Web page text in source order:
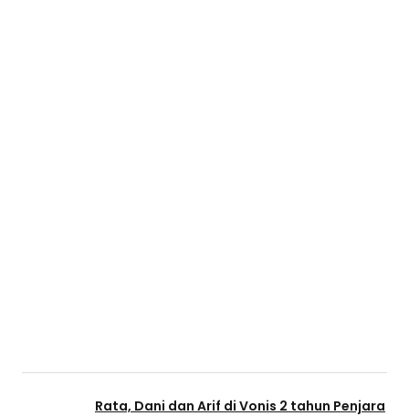
Rata, Dani dan Arif di Vonis 2 tahun Penjara